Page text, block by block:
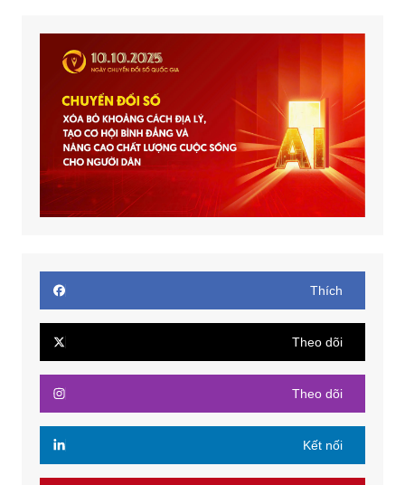
Thích
Theo dõi
Theo dõi
Kết nối